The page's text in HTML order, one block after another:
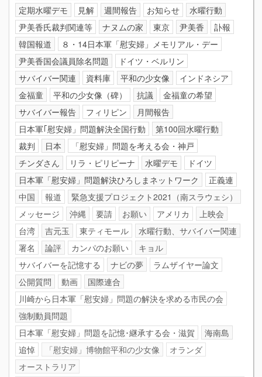
定期水曜デモ
見解 週間報告 お知らせ
水曜行動
尹美香氏裁判関連等
ナヌムの家 東京 尹美香
訃報
韓国報道
８・14日本軍「慰安婦」メモリアル・デー
尹美香国会議員除名問題
ドイツ・ベルリン
サバイバー関連
資料庫 平和の少女像
インドネシア
金福童
平和の少女像（碑） 抗議
金福童の希望
サバイバー報告
フィリピン
月間報告
日本軍｢慰安婦」問題解決全国行動
第100回水曜行動
裁判
日本
「慰安婦」問題を考える会・神戸
チンダさん
リラ・ピリピーナ 水曜デモ
ドイツ
日本軍「慰安婦」問題解決ひろしまネットワーク
正義連
中国
報道
緊急支援プロジェクト2021（南スラウェシ）
メッセージ
沖縄 要請 お願い アメリカ
上映会
台湾
吉元玉 東ティモール
水曜行動、サバイバー関連
署名
論評 カンパのお願い
キョル
サバイバーを記憶する
ナビの夢
ラムザイヤー論文
公開質問
動画
国際連合
川崎から日本軍「慰安婦」問題の解決を求める市民の会
強制動員問題
日本軍「慰安婦」問題を記憶･継承する会・滋賀
海南島
追悼
「慰安婦」博物館平和の少女像
オランダ
オーストラリア